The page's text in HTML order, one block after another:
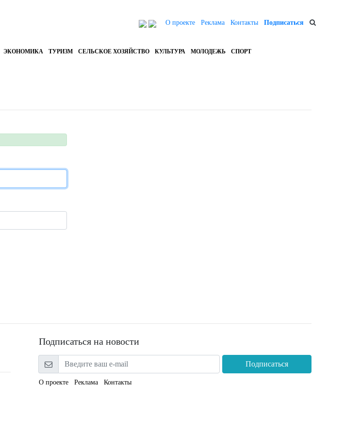
О проекте Реклама Контакты Подписаться
ЭКОНОМИКА ТУРИЗМ СЕЛЬСКОЕ ХОЗЯЙСТВО КУЛЬТУРА МОЛОДЕЖЬ СПОРТ
Подписаться на новости
Подписаться
О проекте Реклама Контакты